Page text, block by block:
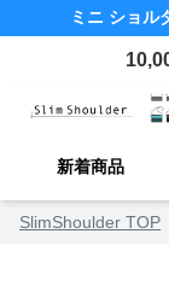
ミニ ショル
新着商品
SlimShoulder TOP